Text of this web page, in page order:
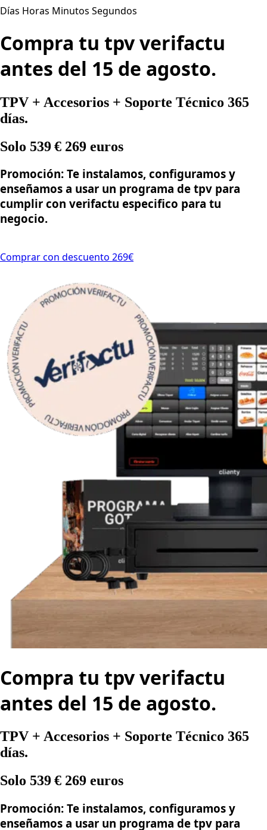
Días Horas Minutos Segundos
Compra tu tpv verifactu
antes del 15 de agosto.
TPV + Accesorios + Soporte Técnico 365
días.
Solo 539 € 269 euros
Promoción: Te instalamos, configuramos y
enseñamos a usar un programa de tpv para
cumplir con verifactu especifico para tu
negocio.
Comprar con descuento 269€
Compra tu tpv verifactu
antes del 15 de agosto.
TPV + Accesorios + Soporte Técnico 365
días.
Solo 539 € 269 euros
Promoción: Te instalamos, configuramos y
enseñamos a usar un programa de tpv para